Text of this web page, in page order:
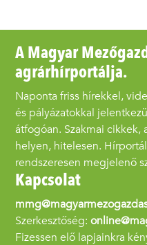
A Magyar
agrárhírportálja.
Naponta friss hírekkel,
és pályázatokkal
átfogóan. Szakmai cikkek,
helyen, hitelesen.
rendszeresen megjelenő
Kapcsolat
Szerkesztőség:
Fizessen elő lapjainkra